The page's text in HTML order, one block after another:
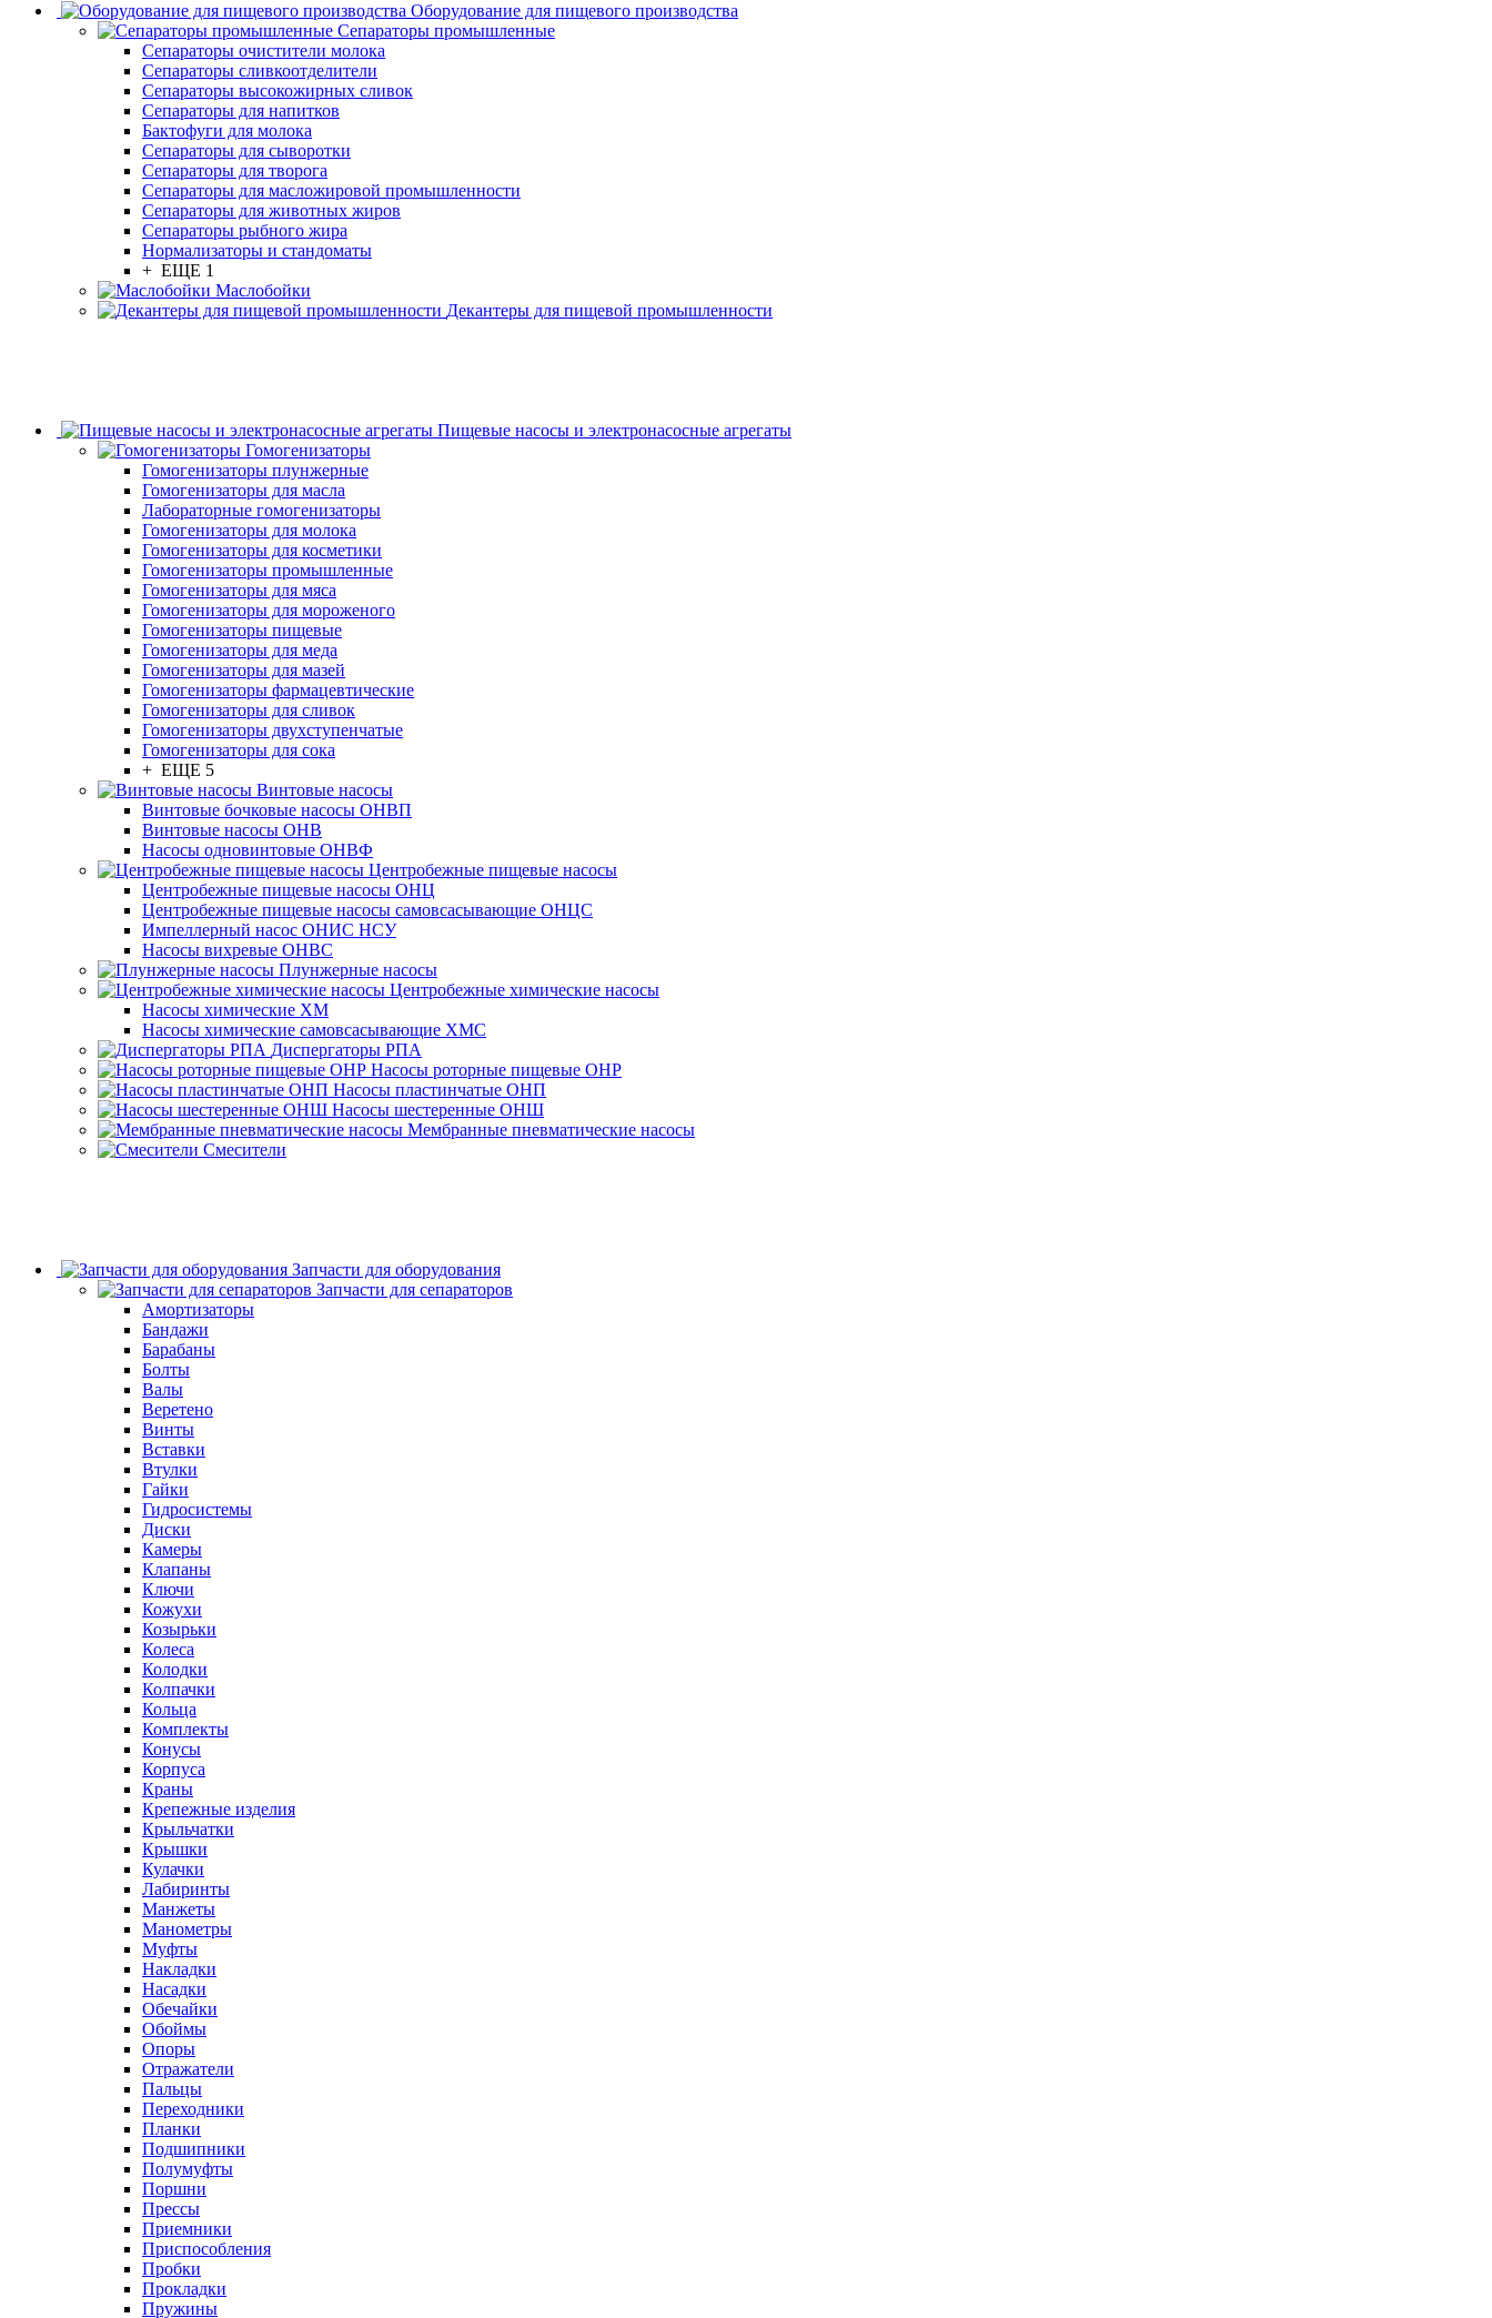
Оборудование для пищевого производства
Сепараторы промышленные
Сепараторы очистители молока
Сепараторы сливкоотделители
Сепараторы высокожирных сливок
Сепараторы для напитков
Бактофуги для молока
Сепараторы для сыворотки
Сепараторы для творога
Сепараторы для масложировой промышленности
Сепараторы для животных жиров
Сепараторы рыбного жира
Нормализаторы и стандоматы
+ ЕЩЕ 1
Маслобойки
Декантеры для пищевой промышленности
Пищевые насосы и электронасосные агрегаты
Гомогенизаторы
Гомогенизаторы плунжерные
Гомогенизаторы для масла
Лабораторные гомогенизаторы
Гомогенизаторы для молока
Гомогенизаторы для косметики
Гомогенизаторы промышленные
Гомогенизаторы для мяса
Гомогенизаторы для мороженого
Гомогенизаторы пищевые
Гомогенизаторы для меда
Гомогенизаторы для мазей
Гомогенизаторы фармацевтические
Гомогенизаторы для сливок
Гомогенизаторы двухступенчатые
Гомогенизаторы для сока
+ ЕЩЕ 5
Винтовые насосы
Винтовые бочковые насосы ОНВП
Винтовые насосы ОНВ
Насосы одновинтовые ОНВФ
Центробежные пищевые насосы
Центробежные пищевые насосы ОНЦ
Центробежные пищевые насосы самовсасывающие ОНЦС
Импеллерный насос ОНИС НСУ
Насосы вихревые ОНВС
Плунжерные насосы
Центробежные химические насосы
Насосы химические ХМ
Насосы химические самовсасывающие ХМС
Диспергаторы РПА
Насосы роторные пищевые ОНР
Насосы пластинчатые ОНП
Насосы шестеренные ОНШ
Мембранные пневматические насосы
Смесители
Запчасти для оборудования
Запчасти для сепараторов
Амортизаторы
Бандажи
Барабаны
Болты
Валы
Веретено
Винты
Вставки
Втулки
Гайки
Гидросистемы
Диски
Камеры
Клапаны
Ключи
Кожухи
Козырьки
Колеса
Колодки
Колпачки
Кольца
Комплекты
Конусы
Корпуса
Краны
Крепежные изделия
Крыльчатки
Крышки
Кулачки
Лабиринты
Манжеты
Манометры
Муфты
Накладки
Насадки
Обечайки
Обоймы
Опоры
Отражатели
Пальцы
Переходники
Планки
Подшипники
Полумуфты
Поршни
Прессы
Приемники
Приспособления
Пробки
Прокладки
Пружины